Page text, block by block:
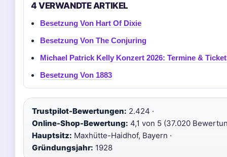
4 VERWANDTE ARTIKEL
Besetzung Von Hart Of Dixie
Besetzung Von The Conjuring
Michael Patrick Kelly Konzert 2026: Termine &
Besetzung Von 1883
Trustpilot-Bewertungen: 2.424 ·
Online-Shop-Bewertung: 4,1 von 5 (37.020
Hauptsitz: Maxhütte-Haidhof, Bayern ·
Gründungsjahr: 1928